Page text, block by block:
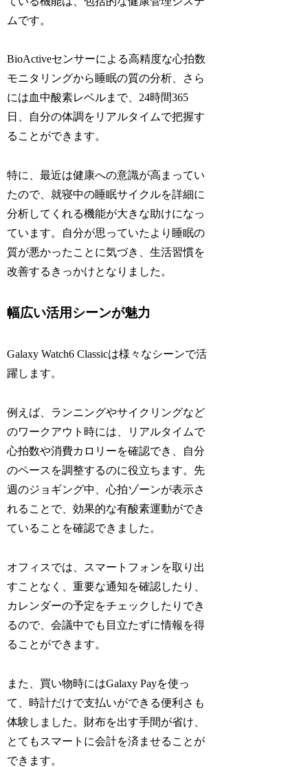
ムです。
BioActiveセンサーによる高精度な心拍数
モニタリングから睡眠の質の分析、さら
には血中酸素レベルまで、24時間365
日、自分の体調をリアルタイムで把握す
ることができます。
特に、最近は健康への意識が高まってい
たので、就寝中の睡眠サイクルを詳細に
分析してくれる機能が大きな助けになっ
ています。自分が思っていたより睡眠の
質が悪かったことに気づき、生活習慣を
改善するきっかけとなりました。
幅広い活用シーンが魅力
Galaxy Watch6 Classicは様々なシーンで活
躍します。
例えば、ランニングやサイクリングなど
のワークアウト時には、リアルタイムで
心拍数や消費カロリーを確認でき、自分
のペースを調整するのに役立ちます。先
週のジョギング中、心拍ゾーンが表示さ
れることで、効果的な有酸素運動ができ
ていることを確認できました。
オフィスでは、スマートフォンを取り出
すことなく、重要な通知を確認したり、
カレンダーの予定をチェックしたりでき
るので、会議中でも目立たずに情報を得
ることができます。
また、買い物時にはGalaxy Payを使っ
て、時計だけで支払いができる便利さも
体験しました。財布を出す手間が省け、
とてもスマートに会計を済ませることが
できます。